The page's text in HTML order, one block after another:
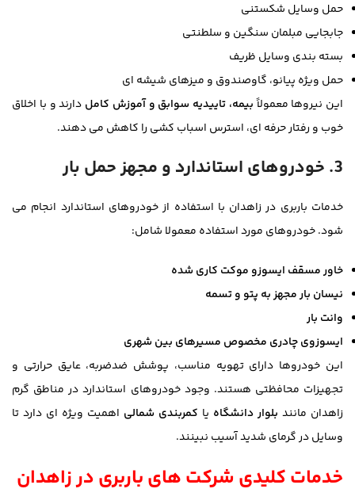
حمل وسایل شکستنی
جابجایی مبلمان سنگین و سلطنتی
بسته بندی وسایل ظریف
حمل ویژه پیانو، گاوصندوق و میزهای شیشه ای
این نیروها معمولاًبیمه، تاییدیه سوابق و آموزش کامل دارند و با اخلاق
خوب و رفتار حرفه ای، استرس اسباب کشی را کاهش می دهند.
3. خودروهای استاندارد و مجهز حمل بار
خدمات باربری در زاهدان با استفاده از خودروهای استاندارد انجام می
شود. خودروهای مورد استفاده معمولا شامل:
خاور مسقف ایسوزو موکت کاری شده
نیسان بار مجهز به پتو و تسمه
وانت بار
ایسوزوی چادری مخصوص مسیرهای بین شهری
این خودروها دارای تهویه مناسب، پوشش ضدضربه، عایق حرارتی و
تجهیزات محافظتی هستند. وجود خودروهای استاندارد در مناطق گرم
زاهدان مانند بلوار دانشگاه یا کمربندی شمالی اهمیت ویژه ای دارد تا
وسایل در گرمای شدید آسیب نبینند.
خدمات کلیدی شرکت های باربری در زاهدان